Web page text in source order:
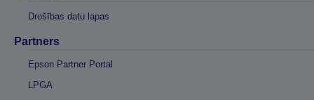
Drošības datu lapas
Partners
Epson Partner Portal
LPGA